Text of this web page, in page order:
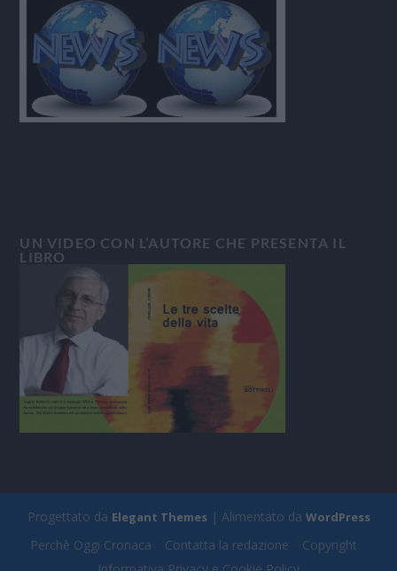
UN VIDEO CON L’AUTORE CHE PRESENTA IL
LIBRO
Progettato da Elegant Themes| Alimentato da WordPress
Perchè Oggi Cronaca Contatta la redazione
Copyright